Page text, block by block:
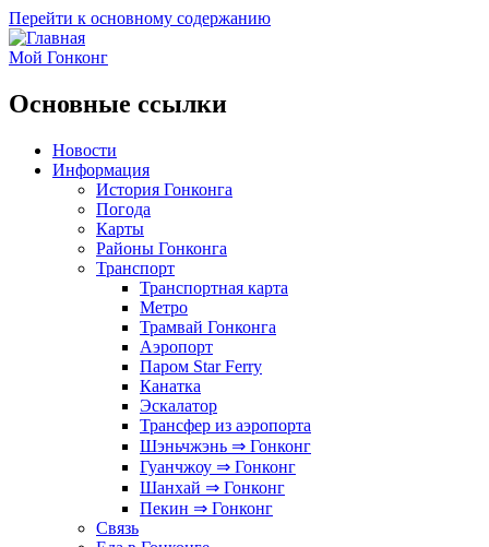
Перейти к основному содержанию
Мой Гонконг
Основные ссылки
Новости
Информация
История Гонконга
Погода
Карты
Районы Гонконга
Транспорт
Транспортная карта
Метро
Трамвай Гонконга
Аэропорт
Паром Star Ferry
Канатка
Эскалатор
Трансфер из аэропорта
Шэньчжэнь ⇒ Гонконг
Гуанчжоу ⇒ Гонконг
Шанхай ⇒ Гонконг
Пекин ⇒ Гонконг
Связь